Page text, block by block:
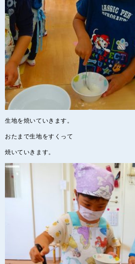
生地を焼いていきます。
おたまで生地をすくって
焼いていきます。